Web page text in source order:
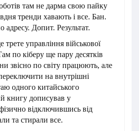
там не дарма свою пайку
тренди хавають і все. Бан.
адресу. Допит. Результат.
управління військової
по кіберу ще пару десятків
звісно по світу працюють, але
на внутрішні
одного китайського
книгу дописував у
відключившись від
та стирали все.